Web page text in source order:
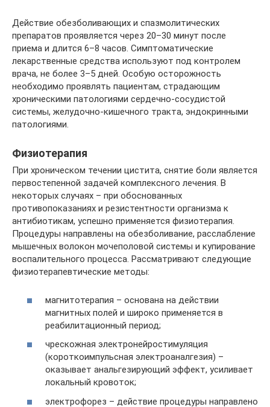
Действие обезболивающих и спазмолитических
препаратов проявляется через 20–30 минут после
приема и длится 6–8 часов. Симптоматические
лекарственные средства используют под контролем
врача, не более 3–5 дней. Особую осторожность
необходимо проявлять пациентам, страдающим
хроническими патологиями сердечно-сосудистой
системы, желудочно-кишечного тракта, эндокринными
патологиями.
Физиотерапия
При хроническом течении цистита, снятие боли является
первостепенной задачей комплексного лечения. В
некоторых случаях – при обоснованных
противопоказаниях и резистентности организма к
антибиотикам, успешно применяется физиотерапия.
Процедуры направлены на обезболивание, расслабление
мышечных волокон мочеполовой системы и купирование
воспалительного процесса. Рассматривают следующие
физиотерапевтические методы:
магнитотерапия – основана на действии
магнитных полей и широко применяется в
реабилитационный период;
чрескожная электронейростимуляция
(короткоимпульсная электроаналгезия) –
оказывает анальгезирующий эффект, усиливает
локальный кровоток;
электрофорез – действие процедуры направлено